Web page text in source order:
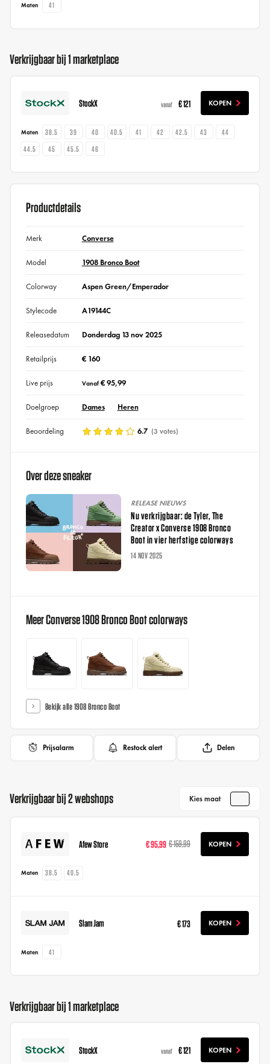
Maten 41
Verkrijgbaar bij 1 marketplace
StockX vanaf € 121 KOPEN
Maten 38.5 39 40 40.5 41 42 42.5 43
44
44.5
45 45.5 46
Productdetails
Merk Converse
Model 1908 Bronco Boot
Colorway Aspen Green/Emperador
Stylecode A19144C
Releasedatum Donderdag 13 nov 2025
Retailprijs € 160
Live prijs Vanaf€ 95,99
Doelgroep Dames Heren
Beoordeling 6.7 (3 votes)
Over deze sneaker
RELEASE NIEUWS
Nu verkrijgbaar: de Tyler, The
Creator x Converse 1908 Bronco
Boot in vier herfstige colorways
14 NOV 2025
Meer Converse 1908 Bronco Boot colorways
Bekijk alle 1908 Bronco Boot
Prijsalarm Restock alert Delen
Verkrijgbaar bij 2 webshops Kies maat
Afew Store € 95,99 € 159,99 KOPEN
Maten 38.5 40.5
Slam Jam € 173 KOPEN
Maten 41
Verkrijgbaar bij 1 marketplace
StockX vanaf € 121 KOPEN